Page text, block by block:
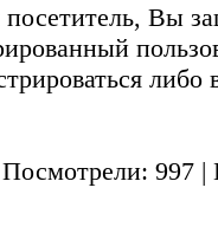
Вы
Посмотрели: 997 |